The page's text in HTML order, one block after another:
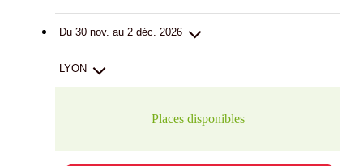
Du 30 nov. au 2 déc. 2026
LYON
Places disponibles